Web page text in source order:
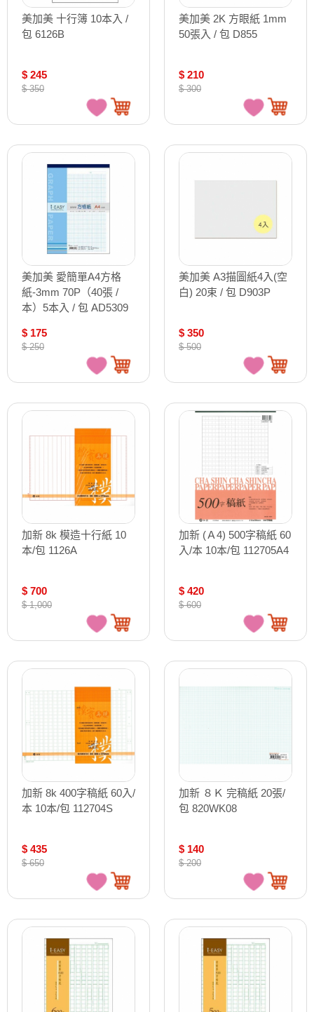
美加美 十行簿 10本入 /
包 6126B
$ 245
$ 350
美加美 2K 方眼紙 1mm
50張入 / 包 D855
$ 210
$ 300
美加美 愛簡單A4方格
紙-3mm 70P（40張 /
本）5本入 / 包 AD5309
$ 175
$ 250
美加美 A3描圖紙4入(空
白) 20束 / 包 D903P
$ 350
$ 500
加新 8k 模造十行紙 10
本/包 1126A
$ 700
$ 1,000
加新 (Ａ4) 500字稿紙 60
入/本 10本/包 112705A4
$ 420
$ 600
加新 8k 400字稿紙 60入/
本 10本/包 112704S
$ 435
$ 650
加新 ８Ｋ 完稿紙 20張/
包 820WK08
$ 140
$ 200